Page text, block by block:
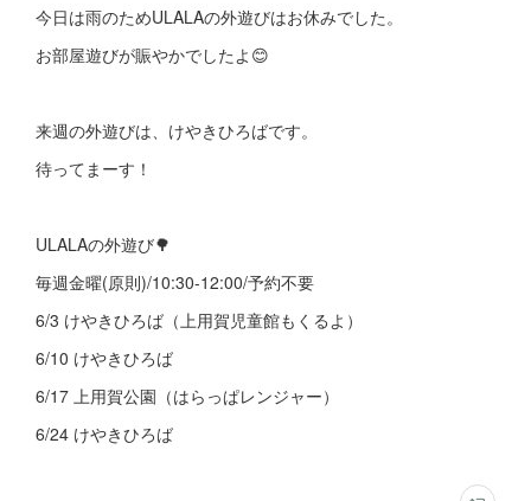
今日は雨のためULALAの外遊びはお休みでした。
お部屋遊びが賑やかでしたよ😊
来週の外遊びは、けやきひろばです。
待ってまーす！
ULALAの外遊び🌳
毎週金曜(原則)/10:30-12:00/予約不要
6/3 けやきひろば（上用賀児童館もくるよ）
6/10 けやきひろば
6/17 上用賀公園（はらっぱレンジャー）
6/24 けやきひろば